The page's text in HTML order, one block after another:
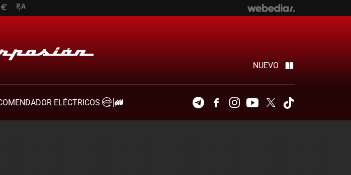
NUEVO
ELÉCTRICOS
TelegramFacebookInstagramYoutubeTwitter